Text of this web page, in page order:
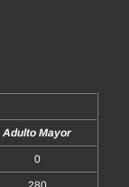
Adulto Mayor
0